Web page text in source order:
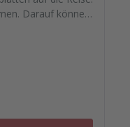
Darauf können